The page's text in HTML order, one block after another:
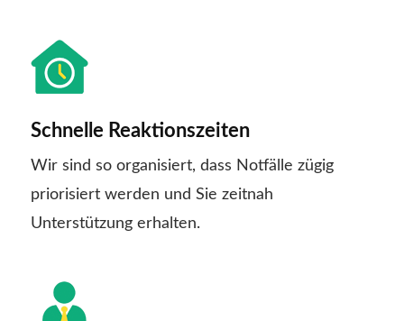
Schnelle Reaktionszeiten
Wir sind so organisiert, dass Notfälle zügig
priorisiert werden und Sie zeitnah
Unterstützung erhalten.